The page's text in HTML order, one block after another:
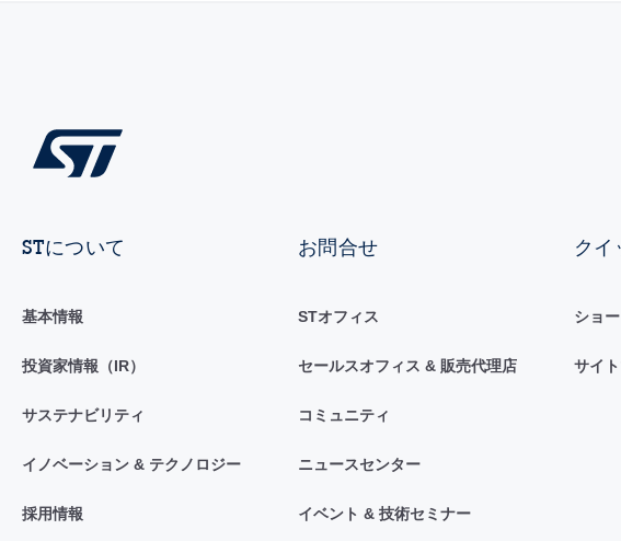
STについて
基本情報
投資家情報（IR）
サステナビリティ
イノベーション & テクノロジー
採用情報
お問合せ
STオフィス
セールスオフィス & 販売代理店
コミュニティ
ニュースセンター
イベント & 技術セミナー
クイ
ショ
サイ